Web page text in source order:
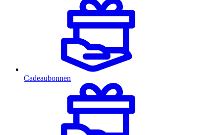
Cadeaubonnen